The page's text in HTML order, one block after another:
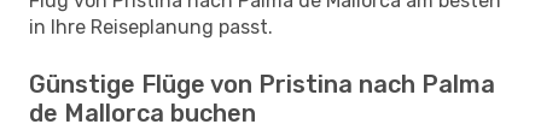
in Ihre Reiseplanung passt.
Günstige Flüge von Pristina nach Palma
de Mallorca buchen